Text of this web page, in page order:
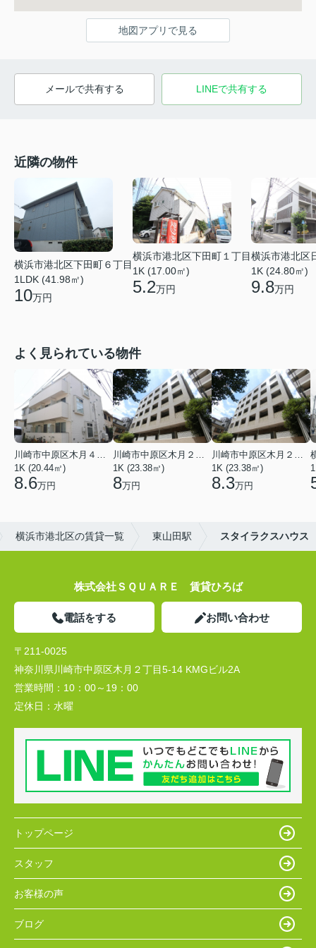
地図アプリで見る
メールで共有する LINEで共有する
近隣の物件
横浜市港北区下田町６丁目
1LDK (41.98㎡)
10万円
横浜市港北区下田町１丁目
1K (17.00㎡)
5.2万円
横浜市港北区
1K (24.80㎡)
9.8万円
よく見られている物件
川崎市中原区木月４丁目
1K (20.44㎡)
8.6万円
川崎市中原区木月２丁目
1K (23.38㎡)
8万円
川崎市中原区木月２丁目
1K (23.38㎡)
8.3万円
横浜市港北区の賃貸一覧 東山田駅 スタイラクスハウス
株式会社ＳＱＵＡＲＥ 賃貸ひろば
電話をする お問い合わせ
〒211-0025
神奈川県川崎市中原区木月２丁目5-14 KMGビル2A
営業時間： 10：00～19：00
定休日： 水曜
トップページ
スタッフ
お客様の声
ブログ